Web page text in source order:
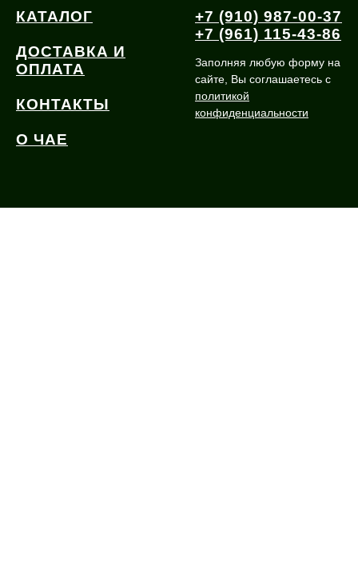
КАТАЛОГ
ДОСТАВКА И
ОПЛАТА
КОНТАКТЫ
О ЧАЕ
+7 (910) 987-00-37
+7 (961) 115-43-86
Заполняя любую форму на
сайте, Вы соглашаетесь с
политикой
конфиденциальности